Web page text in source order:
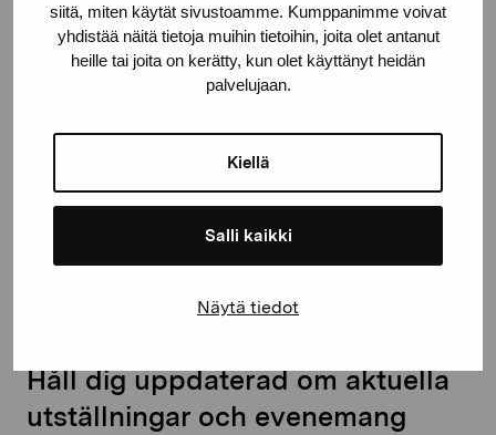
siitä, miten käytät sivustoamme. Kumppanimme voivat
yhdistää näitä tietoja muihin tietoihin, joita olet antanut
heille tai joita on kerätty, kun olet käyttänyt heidän
palvelujaan.
Kiellä
Salli kaikki
Näytä tiedot
Gustav Wasas gata 11
10600 Ekenäs
proartibus@proartibus.fi
Håll dig uppdaterad om aktuella
utställningar och evenemang